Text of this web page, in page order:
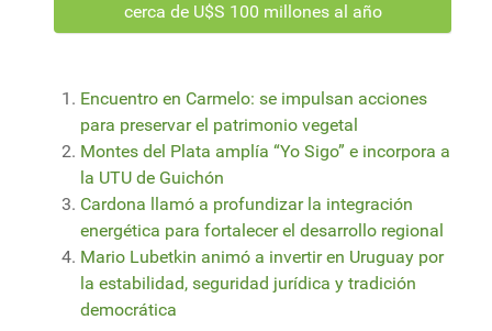
cerca de U$S 100 millones al año
Encuentro en Carmelo: se impulsan acciones
para preservar el patrimonio vegetal
Montes del Plata amplía “Yo Sigo” e incorpora a
la UTU de Guichón
Cardona llamó a profundizar la integración
energética para fortalecer el desarrollo regional
Mario Lubetkin animó a invertir en Uruguay por
la estabilidad, seguridad jurídica y tradición
democrática